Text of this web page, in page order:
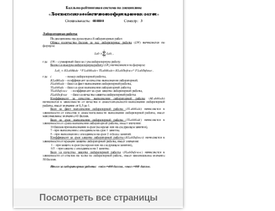
Посмотреть все страницы